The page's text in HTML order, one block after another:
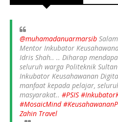
@muhamadanuarmarsib
Mentor Inkubator
Idris Shah.. .. Diharap
seluruh warga Politeknik
Inkubator Keusahawanan
manfaat kepada pelajar,
masyarakat.. #PSIS
#MosaicMind
Zahin Travel